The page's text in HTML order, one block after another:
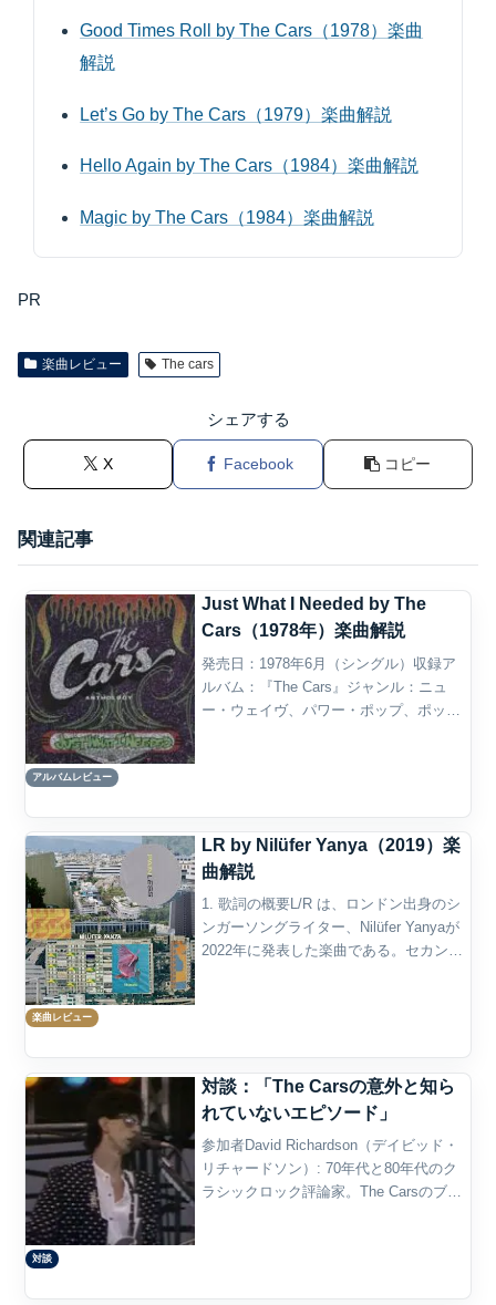
Good Times Roll by The Cars（1978）楽曲
解説
Let’s Go by The Cars（1979）楽曲解説
Hello Again by The Cars（1984）楽曲解説
Magic by The Cars（1984）楽曲解説
PR
楽曲レビュー The cars
シェアする
X Facebook コピー
関連記事
アルバムレビュー
Just What I Needed by The
Cars（1978年）楽曲解説
発売日：1978年6月（シングル）収録ア
ルバム：『The Cars』ジャンル：ニュ
ー・ウェイヴ、パワー・ポップ、ポッ
楽曲レビュー
LR by Nilüfer Yanya（2019）楽
曲解説
1. 歌詞の概要L/R は、ロンドン出身のシ
ンガーソングライター、Nilüfer Yanyaが
2022年に発表した楽曲である。セカンド
対談
対談：「The Carsの意外と知ら
れていないエピソード」
参加者David Richardson（デイビッド・
リチャードソン）: 70年代と80年代のク
ラシックロック評論家。The Carsのブレ